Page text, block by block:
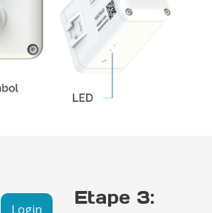
Login
Etape 3: